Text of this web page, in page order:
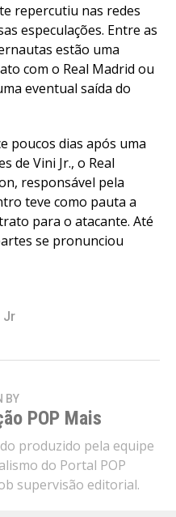
repercutiu nas redes
especulações. Entre as
estão uma
com o Real Madrid ou
eventual saída do
poucos dias após uma
de Vini Jr., o Real
responsável pela
teve como pauta a
para o atacante. Até
se pronunciou
Jr
BY
POP Mais
produzido pela equipe
do Portal POP
supervisão editorial.